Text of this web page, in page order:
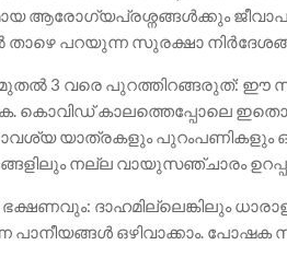
ആരോഗ്യപ്രശ്നങ്ങൾക്കും
പറയുന്ന സുരക്ഷാ
3 വരെ പുറത്തിറങ്ങരുത്: ഈ
കൊവിഡ് കാലത്തെപ്പോലെ
യാത്രകളും പുറംപണികളും
നല്ല വായുസഞ്ചാരം
ദാഹമില്ലെങ്കിലും
പാനീയങ്ങൾ ഒഴിവാക്കാം.